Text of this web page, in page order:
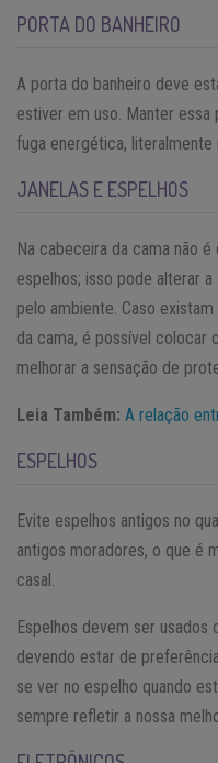
PORTA DO BANHEIRO
A porta do banheiro deve
estiver em uso. Manter
fuga energética, literalmente
JANELAS E ESPELHOS
Na cabeceira da cama não
espelhos; isso pode alterar
pelo ambiente. Caso
da cama, é possível colocar
melhorar a sensação de
Leia Também: A relação
ESPELHOS
Evite espelhos antigos no
antigos moradores, o que é
casal.
Espelhos devem ser usados
devendo estar de
se ver no espelho quando
sempre refletir a nossa